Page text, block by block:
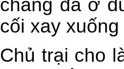
chàng đã ở
cối xay
Chủ trại cho